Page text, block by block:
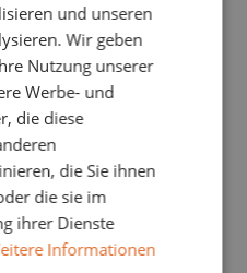
und unseren
Wir geben
Nutzung unserer
Werbe- und
die diese
die Sie ihnen
die sie im
ihrer Dienste
Informationen